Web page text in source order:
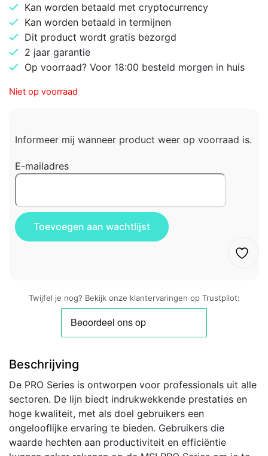
Kan worden betaald met cryptocurrency
Kan worden betaald in termijnen
Dit product wordt gratis bezorgd
2 jaar garantie
Op voorraad? Voor 18:00 besteld morgen in huis
Niet op voorraad
Informeer mij wanneer product weer op voorraad is.
E-mailadres
Twijfel je nog? Bekijk onze klantervaringen op Trustpilot:
Beschrijving
De PRO Series is ontworpen voor professionals uit alle
sectoren. De lijn biedt indrukwekkende prestaties en
hoge kwaliteit, met als doel gebruikers een
ongelooflijke ervaring te bieden. Gebruikers die
waarde hechten aan productiviteit en efficiëntie